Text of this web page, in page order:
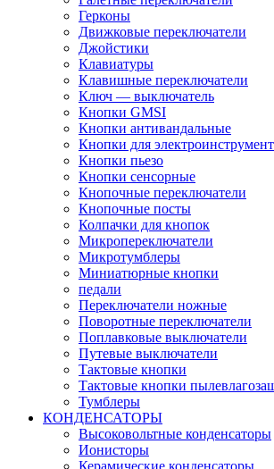
Герконы
Движковые переключатели
Джойстики
Клавиатуры
Клавишные переключатели
Ключ — выключатель
Кнопки GMSI
Кнопки антивандальные
Кнопки для
Кнопки пьезо
Кнопки сенсорные
Кнопочные переключатели
Кнопочные посты
Колпачки для кнопок
Микропереключатели
Микротумблеры
Миниатюрные кнопки
педали
Переключатели ножные
Поворотные переключатели
Поплавковые выключатели
Путевые выключатели
Тактовые кнопки
Тактовые кнопки
Тумблеры
КОНДЕНСАТОРЫ
Высоковольтные конденсаторы
Ионисторы
Керамические конденсаторы